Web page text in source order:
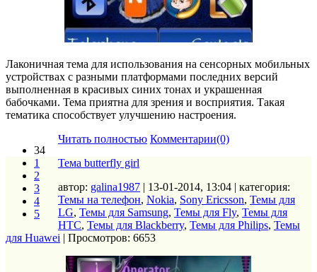
Лаконичная тема для использования на сенсорных мобильных
устройствах с разными платформами последних версий
выполненная в красивых синих тонах и украшенная
бабочками. Тема приятна для зрения и восприятия. Такая
тематика способствует улучшению настроения.
34
1
2
3
4
5
Читать полностью Комментарии(0)
Тема butterfly girl
автор: galina1987 | 13-01-2014, 13:04 | категория:
Темы на телефон, Nokia, Sony Ericsson, Темы для
LG, Темы для Samsung, Темы для Fly, Темы для
HTC, Темы для Blackberry, Темы для Philips, Темы
для Huawei | Просмотров: 6653